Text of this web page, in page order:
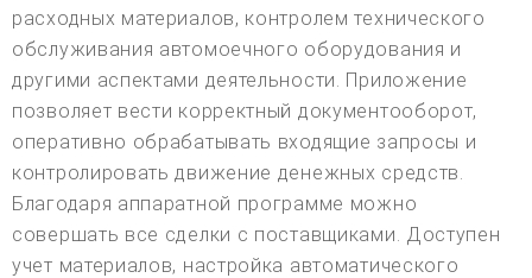
расходных материалов, контролем технического
обслуживания автомоечного оборудования и
другими аспектами деятельности. Приложение
позволяет вести корректный документооборот,
оперативно обрабатывать входящие запросы и
контролировать движение денежных средств.
Благодаря аппаратной программе можно
совершать все сделки с поставщиками. Доступен
учет материалов, настройка автоматического